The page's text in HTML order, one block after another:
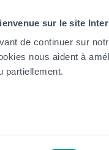
sur le site
de continuer sur
nous aident à
partiellement.
Démarche
CAP vers